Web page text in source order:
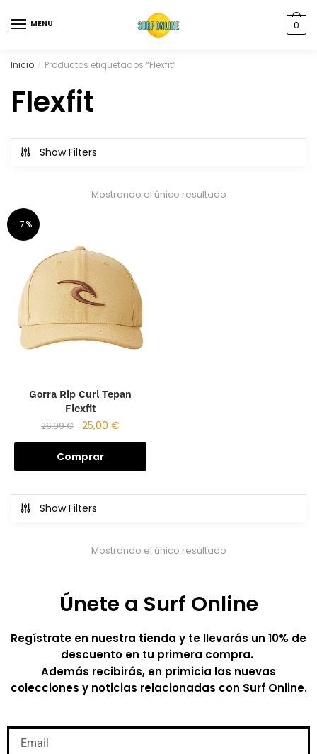
MENU 0
Inicio / Productos etiquetados “Flexfit”
Flexfit
Show Filters
Mostrando el único resultado
-7%
Gorra Rip Curl Tepan
Flexfit
26,99€ 25,00€
Comprar
Show Filters
Mostrando el único resultado
Únete a Surf Online
Regístrate en nuestra tienda y te llevarás un 10% de
descuento en tu primera compra.
Además recibirás, en primicia las nuevas
colecciones y noticias relacionadas con Surf Online.